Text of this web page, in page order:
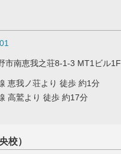
市南恵我之荘8-1-3 MT1ビル1F
恵我ノ荘より 徒歩 約1分
高鷲より 徒歩 約17分
校）